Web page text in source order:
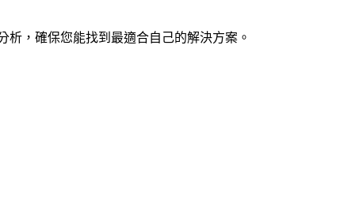
，確保您能找到最適合自己的解決方案。